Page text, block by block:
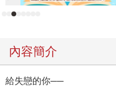
內容簡介
給失戀的你──